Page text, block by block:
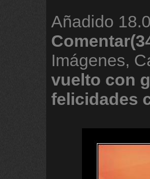
Añadido
Imágenes,
vuelto con
felicidades